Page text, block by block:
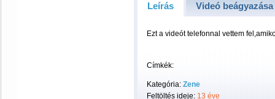
Leírás Videó beágyazása
Ezt a videót telefonnal vettem
Címkék:
Kategória: Zene
Feltöltés ideje: 13 éve